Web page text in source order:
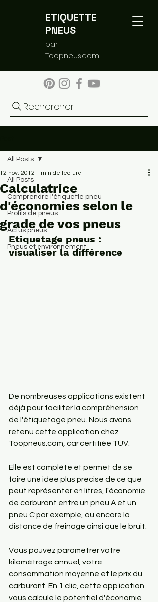
ETIQUETTE
PNEUS
par
Toopneus.com
Rechercher
All Posts
Comprendre l'étiquette pneu
Profils de pneus
Actus pneus
Pneus et environnement
All Posts
Calculatrice
d'économies selon le
grade de vos pneus
12 nov. 2012 1 min de lecture
Etiquetage pneus :
visualiser la différence
De nombreuses applications existent
déjà pour faciliter la compréhension
de l'étiquetage pneu. Nous avons
retenu cette application chez
Toopneus.com, car certifiée TÜV.
Elle est complète et permet de se
faire une idée plus précise de ce que
peut représenter en litres, l'économie
de carburant entre un pneu A et un
pneu C par exemple, ou encore la
distance de freinage ainsi que le bruit.
Vous pouvez paramétrer votre
kilométrage annuel, votre
consommation moyenne et le prix du
carburant. En 1 clic, cette application
vous calcule le potentiel d'économie